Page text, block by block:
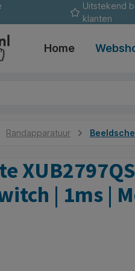
Uitstekend
klanten
Home
Randapparatuur
| 1ms |